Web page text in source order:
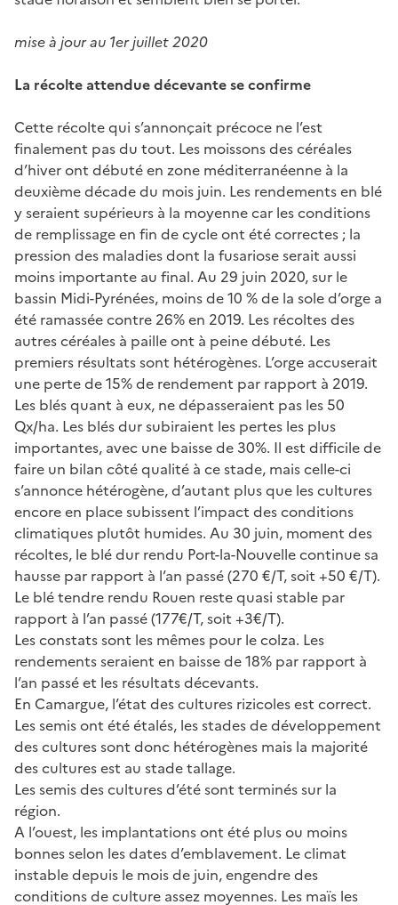
mise à jour au 1er juillet 2020
La récolte attendue décevante se confirme
Cette récolte qui s’annonçait précoce ne l’est
finalement pas du tout. Les moissons des céréales
d’hiver ont débuté en zone méditerranéenne à la
deuxième décade du mois juin. Les rendements en blé
y seraient supérieurs à la moyenne car les conditions
de remplissage en fin de cycle ont été correctes ; la
pression des maladies dont la fusariose serait aussi
moins importante au final. Au 29 juin 2020, sur le
bassin Midi-Pyrénées, moins de 10 % de la sole d’orge a
été ramassée contre 26% en 2019. Les récoltes des
autres céréales à paille ont à peine débuté. Les
premiers résultats sont hétérogènes. L’orge accuserait
une perte de 15% de rendement par rapport à 2019.
Les blés quant à eux, ne dépasseraient pas les 50
Qx/ha. Les blés dur subiraient les pertes les plus
importantes, avec une baisse de 30%. Il est difficile de
faire un bilan côté qualité à ce stade, mais celle-ci
s’annonce hétérogène, d’autant plus que les cultures
encore en place subissent l’impact des conditions
climatiques plutôt humides. Au 30 juin, moment des
récoltes, le blé dur rendu Port-la-Nouvelle continue sa
hausse par rapport à l’an passé (270 €/T, soit +50 €/T).
Le blé tendre rendu Rouen reste quasi stable par
rapport à l’an passé (177€/T, soit +3€/T).
Les constats sont les mêmes pour le colza. Les
rendements seraient en baisse de 18% par rapport à
l’an passé et les résultats décevants.
En Camargue, l’état des cultures rizicoles est correct.
Les semis ont été étalés, les stades de développement
des cultures sont donc hétérogènes mais la majorité
des cultures est au stade tallage.
Les semis des cultures d’été sont terminés sur la
région.
A l’ouest, les implantations ont été plus ou moins
bonnes selon les dates d’emblavement. Le climat
instable depuis le mois de juin, engendre des
conditions de culture assez moyennes. Les maïs les